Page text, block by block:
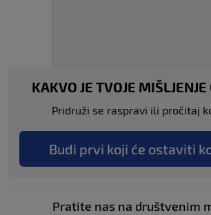
KAKVO JE TVOJE
Pridruži se raspravi ili pročitaj
Budi prvi koji će ostaviti
Pratite nas na društvenim